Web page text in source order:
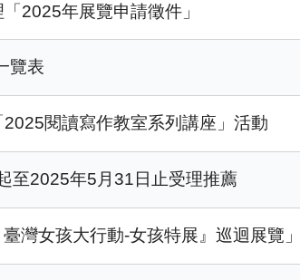
2025年展覽申請徵件」
覽表
閱讀寫作教室系列講座」活動
至2025年5月31日止受理推薦
灣女孩大行動-女孩特展』巡迴展覽」